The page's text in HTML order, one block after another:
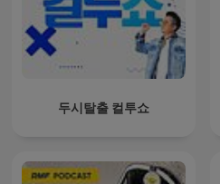
두시탈출 컬투쇼